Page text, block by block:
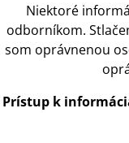
Niektoré
odborníkom.
som oprávnenou
Prístup k